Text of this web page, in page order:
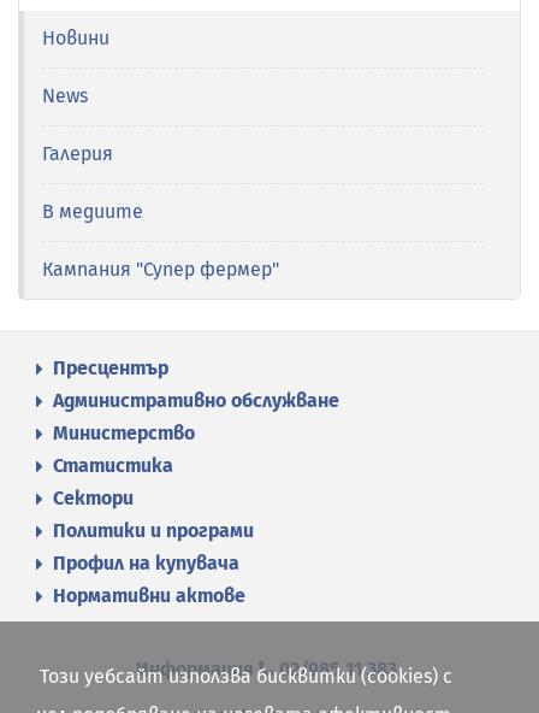
Новини
News
Галерия
В медиите
Кампания "Супер фермер"
Пресцентър
Административно обслужване
Министерство
Статистика
Сектори
Политики и програми
Профил на купувача
Нормативни актове
Информация 02/985 11 383
Този уебсайт използва бисквитки (cookies) с